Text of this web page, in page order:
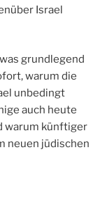
Israel
grundlegend
warum die
unbedingt
auch heute
warum künftiger
neuen jüdischen